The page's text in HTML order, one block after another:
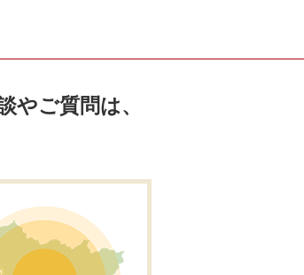
やご質問は、